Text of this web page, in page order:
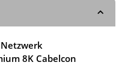
8K Cabelcon